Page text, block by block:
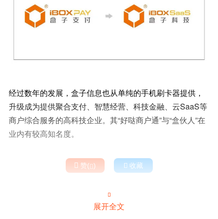
经过数年的发展，盒子信息也从单纯的手机刷卡器提供，
升级成为提供聚合支付、智慧经营、科技金融、云SaaS等
商户综合服务的高科技企业。其“好哒商户通”与“盒伙人”在
业内有较高知名度。
 赞()  收藏

展开全文